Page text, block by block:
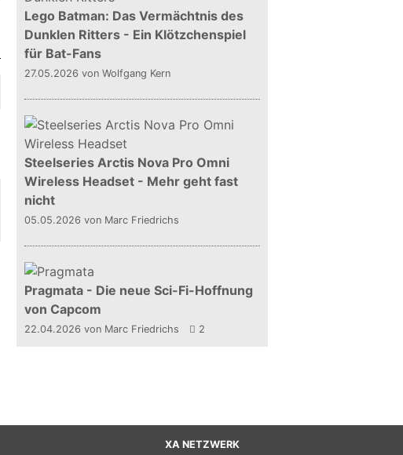
Lego Batman: Das Vermächtnis des
Dunklen Ritters - Ein Klötzchenspiel
für Bat-Fans
27.05.2026 von Wolfgang Kern
Steelseries Arctis Nova Pro Omni
Wireless Headset - Mehr geht fast
nicht
05.05.2026 von Marc Friedrichs
Pragmata - Die neue Sci-Fi-Hoffnung
von Capcom
22.04.2026 von Marc Friedrichs 2
XA NETZWERK